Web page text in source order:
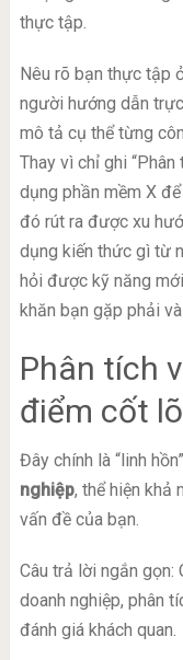
thực tập.
Nêu rõ bạn thực tập
người hướng dẫn
mô tả cụ thể từng
Thay vì chỉ ghi
dụng phần mềm X
đó rút ra được xu
dụng kiến thức gì từ
hỏi được kỹ năng
khăn bạn gặp phải
Phân tích
điểm cốt
Đây chính là “linh
nghiệp, thể hiện khả
vấn đề của bạn.
Câu trả lời ngắn gọn:
doanh nghiệp, phân
đánh giá khách quan.